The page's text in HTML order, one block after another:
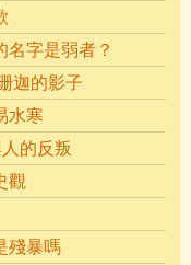
名字是弱者？
迦的影子
水寒
的反叛
觀
殘暴嗎